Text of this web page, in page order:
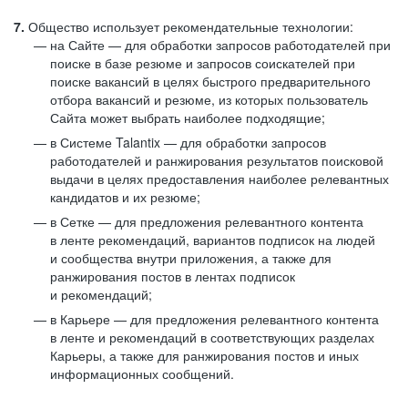
7. Общество использует рекомендательные технологии:
на Сайте — для обработки запросов работодателей при
поиске в базе резюме и запросов соискателей при
поиске вакансий в целях быстрого предварительного
отбора вакансий и резюме, из которых пользователь
Сайта может выбрать наиболее подходящие;
в Системе Talantix — для обработки запросов
работодателей и ранжирования результатов поисковой
выдачи в целях предоставления наиболее релевантных
кандидатов и их резюме;
в Сетке — для предложения релевантного контента
в ленте рекомендаций, вариантов подписок на людей
и сообщества внутри приложения, а также для
ранжирования постов в лентах подписок
и рекомендаций;
в Карьере — для предложения релевантного контента
в ленте и рекомендаций в соответствующих разделах
Карьеры, а также для ранжирования постов и иных
информационных сообщений.